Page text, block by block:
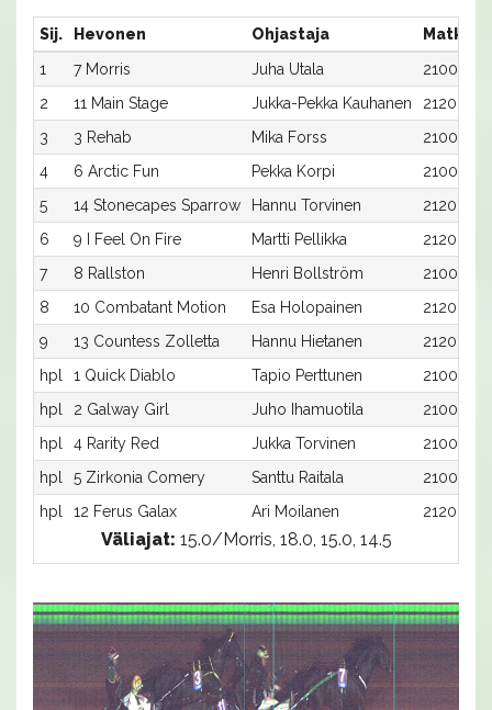
Sij. Hevonen Ohjastaja
1
7 Morris Juha Utala
2100:7
2
11 Main Stage Jukka-Pekka Kauhanen
2120:3
3
3 Rehab Mika Forss
2100:3
4
6 Arctic Fun Pekka Korpi
2100:6
5
14 Stonecapes Sparrow Hannu Torvinen
2120:6
6
9 I Feel On Fire Martti Pellikka
2120:1
7
8 Rallston Henri Bollström
2100:8
8
10 Combatant Motion Esa Holopainen
2120:2
9
13 Countess Zolletta Hannu Hietanen
2120:5
hpl
1 Quick Diablo Tapio Perttunen
2100:1
hpl
2 Galway Girl Juho Ihamuotila
2100:2
hpl
4 Rarity Red Jukka Torvinen
2100:4
hpl
5 Zirkonia Comery Santtu Raitala
2100:5
hpl
12 Ferus Galax Ari Moilanen 2120:4
Väliajat: 15.0/Morris, 18.0, 15.0, 14.5